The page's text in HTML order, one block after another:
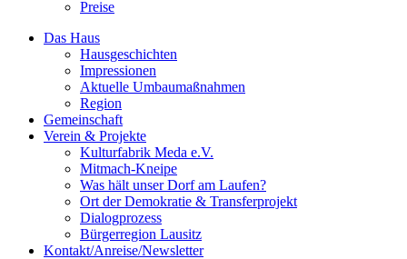
Preise
Das Haus
Hausgeschichten
Impressionen
Aktuelle Umbaumaßnahmen
Region
Gemeinschaft
Verein & Projekte
Kulturfabrik Meda e.V.
Mitmach-Kneipe
Was hält unser Dorf am Laufen?
Ort der Demokratie & Transferprojekt
Dialogprozess
Bürgerregion Lausitz
Kontakt/Anreise/Newsletter